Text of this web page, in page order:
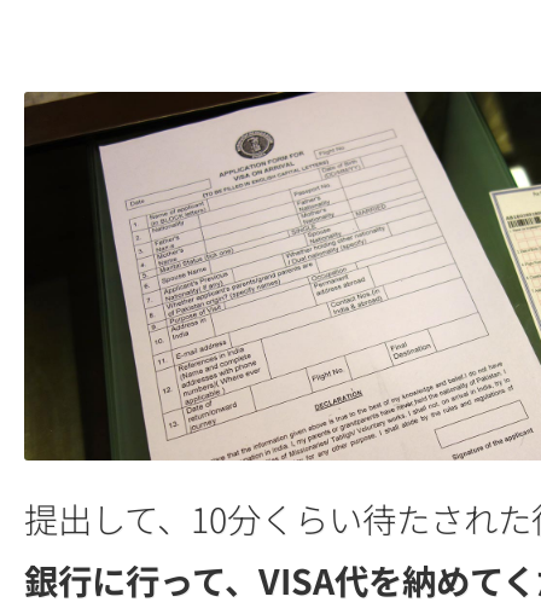
提出して、10分くらい待たされ
銀行に行って、VISA代を納めて